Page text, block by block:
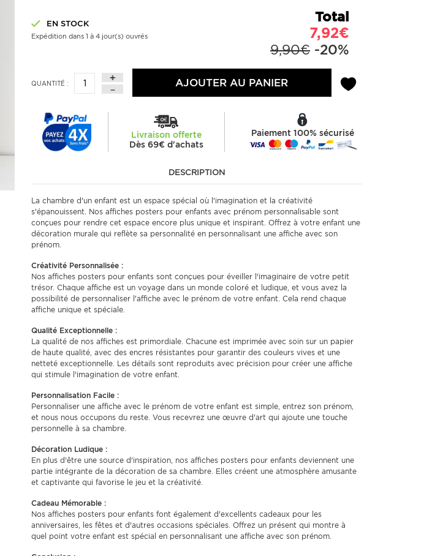
EN STOCK
Expédition dans 1 à 4 jour(s) ouvrés
Total
7,92€
9,90€ -20%
QUANTITÉ : AJOUTER AU PANIER
Livraison offerte
Dès 69€ d'achats
Paiement 100% sécurisé
DESCRIPTION
La chambre d'un enfant est un espace spécial où l'imagination et la créativité
s'épanouissent. Nos affiches posters pour enfants avec prénom personnalisable sont
conçues pour rendre cet espace encore plus unique et inspirant. Offrez à votre enfant une
décoration murale qui reflète sa personnalité en personnalisant une affiche avec son
prénom.
Créativité Personnalisée :
Nos affiches posters pour enfants sont conçues pour éveiller l'imaginaire de votre petit
trésor. Chaque affiche est un voyage dans un monde coloré et ludique, et vous avez la
possibilité de personnaliser l'affiche avec le prénom de votre enfant. Cela rend chaque
affiche unique et spéciale.
Qualité Exceptionnelle :
La qualité de nos affiches est primordiale. Chacune est imprimée avec soin sur un papier
de haute qualité, avec des encres résistantes pour garantir des couleurs vives et une
netteté exceptionnelle. Les détails sont reproduits avec précision pour créer une affiche
qui stimule l'imagination de votre enfant.
Personnalisation Facile :
Personnaliser une affiche avec le prénom de votre enfant est simple, entrez son prénom,
et nous nous occupons du reste. Vous recevrez une œuvre d'art qui ajoute une touche
personnelle à sa chambre.
Décoration Ludique :
En plus d'être une source d'inspiration, nos affiches posters pour enfants deviennent une
partie intégrante de la décoration de sa chambre. Elles créent une atmosphère amusante
et captivante qui favorise le jeu et la créativité.
Cadeau Mémorable :
Nos affiches posters pour enfants font également d'excellents cadeaux pour les
anniversaires, les fêtes et d'autres occasions spéciales. Offrez un présent qui montre à
quel point votre enfant est spécial en personnalisant une affiche avec son prénom.